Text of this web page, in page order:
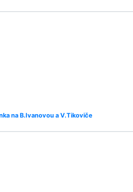
na B.Ivanovou a V.Tikoviče